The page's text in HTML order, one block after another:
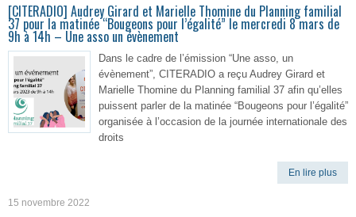
[CITERADIO] Audrey Girard et Marielle Thomine du Planning familial
37 pour la matinée “Bougeons pour l’égalité” le mercredi 8 mars de
9h à 14h – Une asso un évènement
Dans le cadre de l’émission “Une asso, un
évènement”, CITERADIO a reçu Audrey Girard et
Marielle Thomine du Planning familial 37 afin qu’elles
puissent parler de la matinée “Bougeons pour l’égalité”
organisée à l’occasion de la journée internationale des
droits
En lire plus
15 novembre 2022